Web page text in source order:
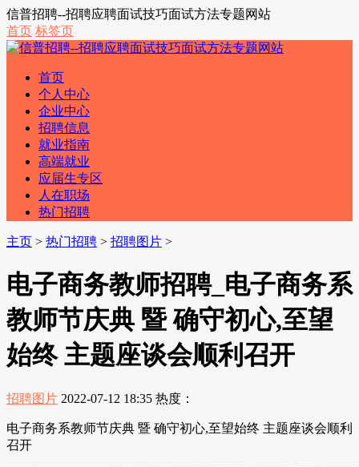
信普招聘--招聘应聘面试技巧面试方法专题网站
首页 标签页
首页
个人中心
企业中心
招聘信息
就业指南
高端就业
应届生专区
人在职场
热门招聘
主页 > 热门招聘 > 招聘图片 >
电子商务教师招聘_电子商务系
教师节庆典 暨 确守初心,至望
始终 主题座谈会顺利召开
招聘图片 2022-07-12 18:35 热度：
电子商务系教师节庆典 暨 确守初心,至望始终 主题座谈会顺利
召开